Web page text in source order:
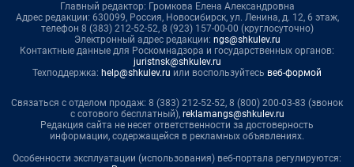
Главный редактор: Громкова Елена Александровна
Адрес редакции: 630099, Россия, Новосибирск, ул. Ленина, д. 12, 6 этаж,
телефон 8 (383) 212-52-52, 8 (923) 157-00-00 (круглосуточно)
Электронный адрес редакции: ngs@shkulev.ru
Контактные данные для Роскомнадзора и государственных органов:
juristnsk@shkulev.ru
Техподдержка: help@shkulev.ru или воспользуйтесь веб-формой
Связаться с отделом продаж: 8 (383) 212-52-52, 8 (800) 200-03-83 (звонок
с сотового бесплатный), reklamangs@shkulev.ru
Редакция сайта не несет ответственности за достоверность
информации, содержащейся в рекламных объявлениях.
Особенности эксплуатации (использования) веб-портала регулируются: